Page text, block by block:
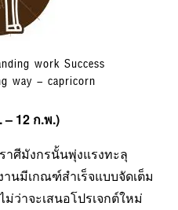
work Success
way – capricorn
– 12 ก.พ.)
าศีมังกรนั้นพุ่งแรงทะลุ
นมีเกณฑ์สำเร็จแบบจัดเต็ม
ว่าจะเสนอโปรเจกต์ใหม่